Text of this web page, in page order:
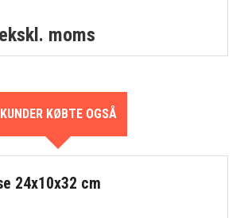
ekskl. moms
KUNDER KØBTE OGSÅ
24x10x32 cm